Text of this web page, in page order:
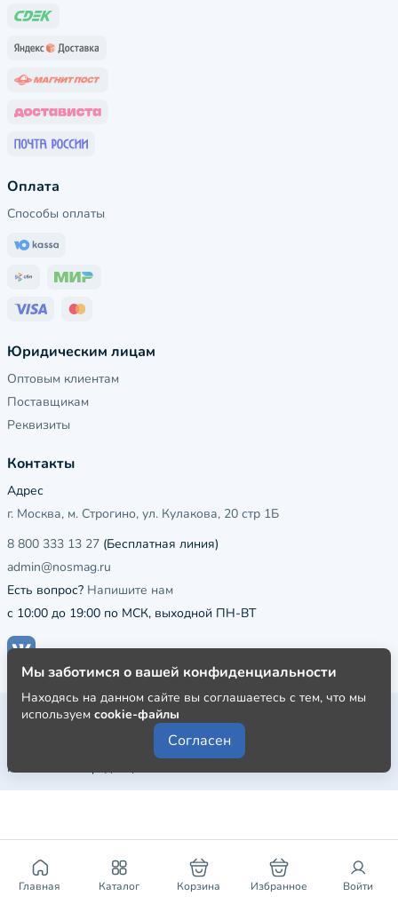
Главная Каталог Корзина Избранное Войти
Оплата
Способы оплаты
Юридическим лицам
Оптовым клиентам
Поставщикам
Реквизиты
Контакты
Адрес
г. Москва, м. Строгино, ул. Кулакова, 20 стр 1Б
8 800 333 13 27 (Бесплатная линия)
admin@nosmag.ru
Есть вопрос? Напишите нам
с 10:00 до 19:00 по МСК, выходной ПН-ВТ
Публичная оферта
Пользовательское соглашение
Политика конфиденциальности
Мы заботимся о вашей конфиденциальности
Находясь на данном сайте вы соглашаетесь с тем, что мы
используем cookie-файлы
Согласен